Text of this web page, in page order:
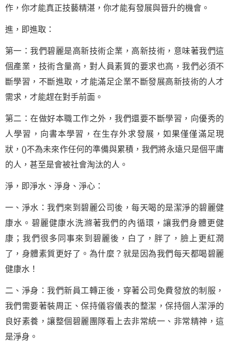
作，你才能真正技藝精湛，你才能有發展與晉升的機會。
進，即進取：
第一：我們碧麗是高新技術企業，高新技術，意味著我們這
個產業，技術含量高，對人員素質的要求也高，我們必須不
斷學習，不斷進取，才能滿足企業不斷發展高新技術的人才
需求，才能趕在對手前面。
第二：在做好本職工作之外，我們還要不斷學習，向優秀的
人學習，向書本學習，在生存外求發展，如果僅僅滿足現
狀，()不為未來作任何的準備與累積，我們將永遠只是個平庸
的人，甚至是會被社會淘汰的人。
淨，即淨水、淨身、淨心：
一、淨水：我們來到碧麗公司後，每天喝的是潔淨的碧麗健
康水。碧麗健康水洗滌著我們的內循環，讓我們身體更健
康；我們很多同事來到碧麗後，白了，胖了，臉上更紅潤
了，身體素質更好了。為什麼？就是因為我們每天都喝碧麗
健康水！
二、淨身：我們新員工轉正後，穿著公司免費發放的制服，
我們需要著裝周正、保持儀容儀表的整潔，保持個人潔淨的
良好素養，讓整個碧麗團隊看上去非常統一、非常精神，這
是淨身。